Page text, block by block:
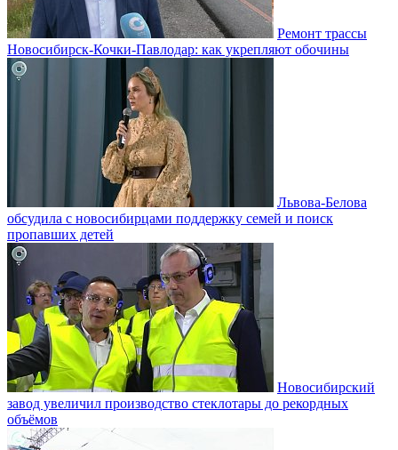
Ремонт трассы
Новосибирск-Кочки-Павлодар: как укрепляют обочины
Львова-Белова
обсудила с новосибирцами поддержку семей и поиск
пропавших детей
Новосибирский
завод увеличил производство стеклотары до рекордных
объёмов